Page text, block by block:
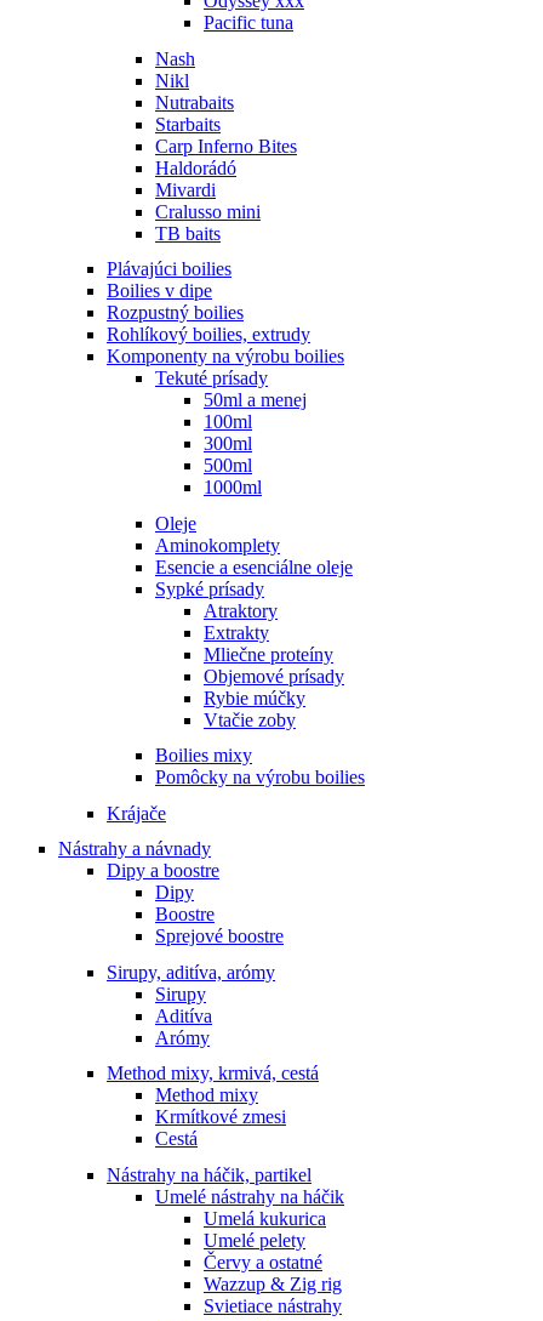
Pacific tuna
Nash
Nikl
Nutrabaits
Starbaits
Carp Inferno Bites
Haldorádó
Mivardi
Cralusso mini
TB baits
Plávajúci boilies
Boilies v dipe
Rozpustný boilies
Rohlíkový boilies, extrudy
Komponenty na výrobu boilies
Tekuté prísady
50ml a menej
100ml
300ml
500ml
1000ml
Oleje
Aminokomplety
Esencie a esenciálne oleje
Sypké prísady
Atraktory
Extrakty
Mliečne proteíny
Objemové prísady
Rybie múčky
Vtačie zoby
Boilies mixy
Pomôcky na výrobu boilies
Krájače
Nástrahy a návnady
Dipy a boostre
Dipy
Boostre
Sprejové boostre
Sirupy, aditíva, arómy
Sirupy
Aditíva
Arómy
Method mixy, krmivá, cestá
Method mixy
Krmítkové zmesi
Cestá
Nástrahy na háčik, partikel
Umelé nástrahy na háčik
Umelá kukurica
Umelé pelety
Červy a ostatné
Wazzup & Zig rig
Svietiace nástrahy